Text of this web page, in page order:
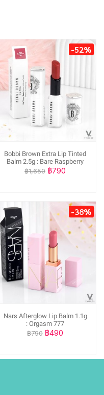
-52%
Bobbi Brown Extra Lip Tinted
Balm 2.5g : Bare Raspberry
฿1,650 ฿790
-38%
Nars Afterglow Lip Balm 1.1g
: Orgasm 777
฿790 ฿490